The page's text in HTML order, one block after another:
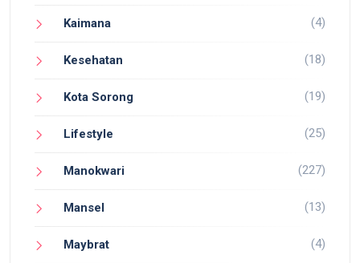
Kaimana (4)
Kesehatan (18)
Kota Sorong (19)
Lifestyle (25)
Manokwari (227)
Mansel (13)
Maybrat (4)